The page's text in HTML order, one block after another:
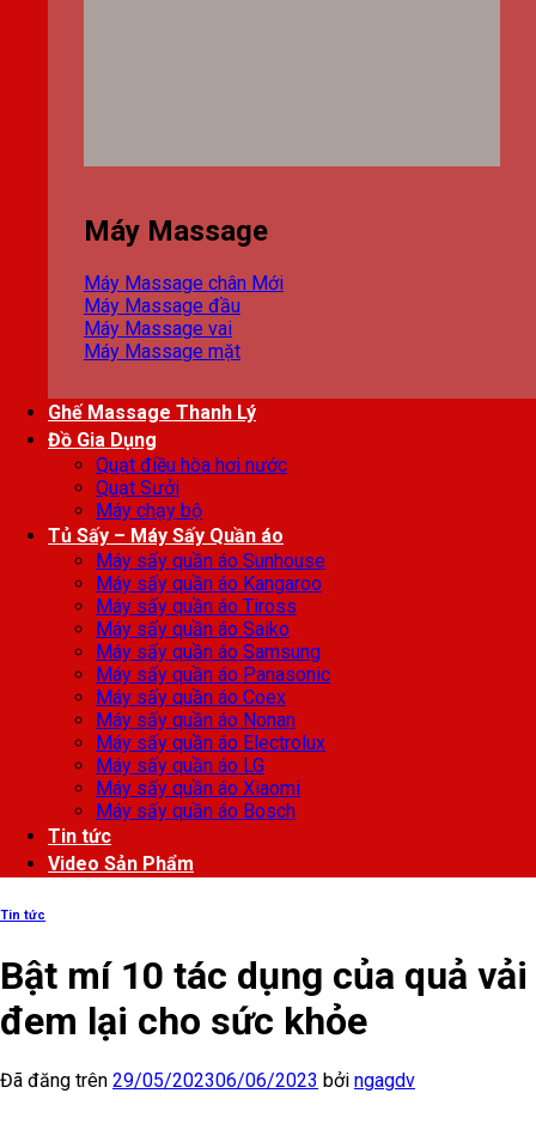
Máy Massage
Máy Massage chân
Máy Massage đầu
Máy Massage vai
Máy Massage mặt
Ghế Massage Thanh Lý
Đồ Gia Dụng
Quạt điều hòa hơi nước
Quạt Sưởi
Máy chạy bộ
Tủ Sấy – Máy Sấy Quần áo
Máy sấy quần áo Sunhouse
Máy sấy quần áo Kangaroo
Máy sấy quần áo Tiross
Máy sấy quần áo Saiko
Máy sấy quần áo Samsung
Máy sấy quần áo Panasonic
Máy sấy quần áo Coex
Máy sấy quần áo Nonan
Máy sấy quần áo Electrolux
Máy sấy quần áo LG
Máy sấy quần áo Xiaomi
Máy sấy quần áo Bosch
Tin tức
Video Sản Phẩm
Tin tức
Bật mí 10 tác dụng của quả vải
đem lại cho sức khỏe
Đã đăng trên 29/05/202306/06/2023 bởi ngagdv